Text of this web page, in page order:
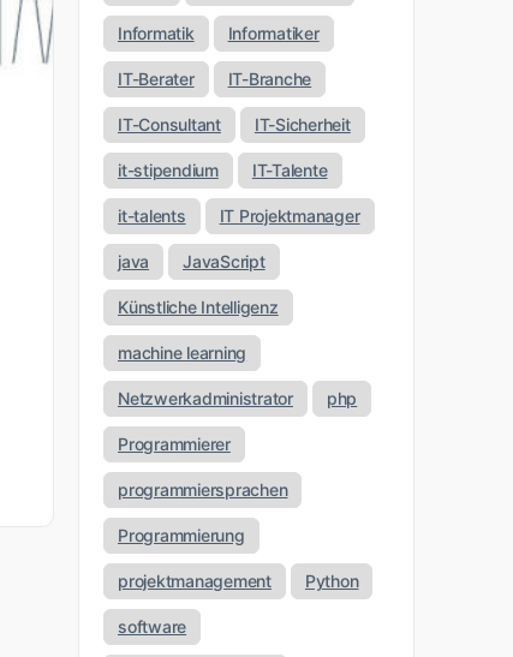
Informatik Informatiker
IT-Berater IT-Branche
IT-Consultant IT-Sicherheit
it-stipendium IT-Talente
it-talents IT Projektmanager
java JavaScript
Künstliche Intelligenz
machine learning
Netzwerkadministrator php
Programmierer
programmiersprachen
Programmierung
projektmanagement Python
software